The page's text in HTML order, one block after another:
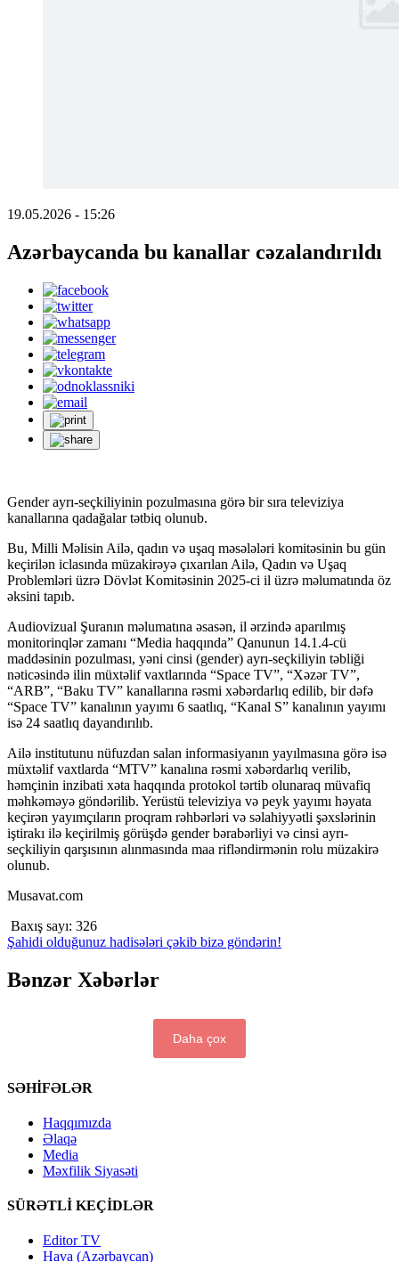
19.05.2026 - 15:26
Azərbaycanda bu kanallar cəzalandırıldı
Gender ayrı-seçkiliyinin pozulmasına görə bir sıra televiziya
kanallarına qadağalar tətbiq olunub.
Bu, Milli Məlisin Ailə, qadın və uşaq məsələləri komitəsinin bu gün
keçirilən iclasında müzakirəyə çıxarılan Ailə, Qadın və Uşaq
Problemləri üzrə Dövlət Komitəsinin 2025-ci il üzrə məlumatında öz
əksini tapıb.
Audiovizual Şuranın məlumatına əsasən, il ərzində aparılmış
monitorinqlər zamanı “Media haqqında” Qanunun 14.1.4-cü
maddəsinin pozulması, yəni cinsi (gender) ayrı-seçkiliyin təbliği
nəticəsində ilin müxtəlif vaxtlarında “Space TV”, “Xəzər TV”,
“ARB”, “Baku TV” kanallarına rəsmi xəbərdarlıq edilib, bir dəfə
“Space TV” kanalının yayımı 6 saatlıq, “Kanal S” kanalının yayımı
isə 24 saatlıq dayandırılıb.
Ailə institutunu nüfuzdan salan informasiyanın yayılmasına görə isə
müxtəlif vaxtlarda “MTV” kanalına rəsmi xəbərdarlıq verilib,
həmçinin inzibati xəta haqqında protokol tərtib olunaraq müvafiq
məhkəməyə göndərilib. Yerüstü televiziya və peyk yayımı həyata
keçirən yayımçıların proqram rəhbərləri və səlahiyyətli şəxslərinin
iştirakı ilə keçirilmiş görüşdə gender bərabərliyi və cinsi ayrı-
seçkiliyin qarşısının alınmasında maa rifləndirmənin rolu müzakirə
olunub.
Musavat.com
Baxış sayı: 326
Şahidi olduğunuz hadisələri çəkib bizə göndərin!
Bənzər Xəbərlər
Daha çox
SƏHİFƏLƏR
Haqqımızda
Əlaqə
Media
Məxfilik Siyasəti
SÜRƏTLİ KEÇİDLƏR
Editor TV
Hava (Azərbaycan)